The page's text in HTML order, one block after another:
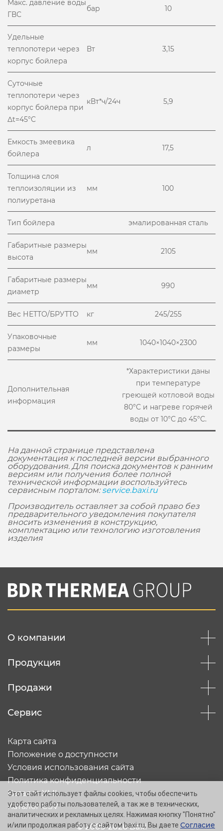
Макс. давление воды
ГВС
бар 10
Удельные
теплопотери через
корпус бойлера
Вт 3,15
Суточные
теплопотери через
корпус бойлера при
Δt=45°C
кВт*ч/24ч 5,9
Емкость змеевика
бойлера
л 17,5
Толщина слоя
теплоизоляции из
полиуретана
мм 100
Тип бойлера эмалированная сталь
Габаритные размеры
высота
мм 2105
Габаритные размеры
диаметр
мм 990
Вес НЕТТО/БРУТТО кг 245/255
Упаковочные
размеры
мм 1040×1040×2300
Дополнительная
информация
*Характеристики даны
при температуре
греющей котловой воды
80°С и нагреве горячей
воды от 10°С до 45°С.
На данной странице представлена
документация к последней версии выбранного
оборудования. Для поиска документов к ранним
версиям или получения более полной
технической информации воспользуйтесь
сервисным порталом:service.baxi.ru
Производитель оставляет за собой право без
предварительного уведомления покупателя
вносить изменения в конструкцию,
комплектацию или технологию изготовления
изделия
О компании
Продукция
Продажи
Сервис
© 2005-2026 Baxi
Карта сайта
Положение о доступности
Условия использования сайта
Политика конфиденциальности
Каталог XML
Каталог CSV
Этот сайт использует файлы cookies, чтобы обеспечить
удобство работы пользователей, а так же в технических,
аналитических и рекламных целях. Нажимая кнопку "Понятно"
и/или продолжая работу с сайтом baxi.ru, Вы даете Согласие